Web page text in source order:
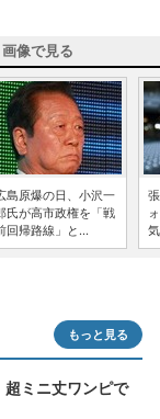
画像で見る
島原爆の日、小沢一
氏が高市政権を「戦
回帰路線」と...
もっと見る
ミニ丈ワンピで